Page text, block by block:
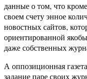
данные о том, что
своем счету энное
новостных сайтов,
ориентированной
даже собственных
А оппозиционная
задание паре своих